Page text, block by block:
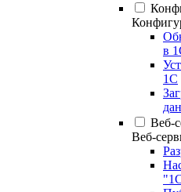
в
1С
Веб-
Веб-